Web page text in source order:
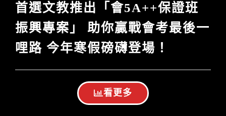
首選文教推出「會5A++保證班
振興專案」 助你贏戰會考最後一
哩路 今年寒假磅礴登場！
看更多